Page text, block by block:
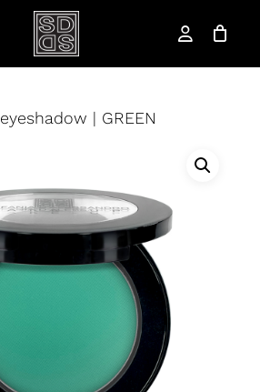
account
eyeshadow | GREEN